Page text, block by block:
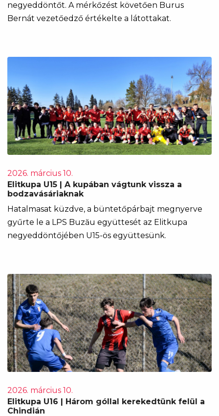
negyeddöntőt. A mérkőzést követően Burus
Bernát vezetőedző értékelte a látottakat.
2026. március 10.
Elitkupa U15 | A kupában vágtunk vissza a
bodzavásáriaknak
Hatalmasat küzdve, a büntetőpárbajt megnyerve
gyűrte le a LPS Buzău együttesét az Elitkupa
negyeddöntőjében U15-ös együttesünk.
2026. március 10.
Elitkupa U16 | Három góllal kerekedtünk felül a
Chindián